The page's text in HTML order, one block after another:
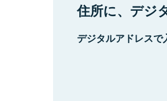
住所に、デジ
デジタルアドレス